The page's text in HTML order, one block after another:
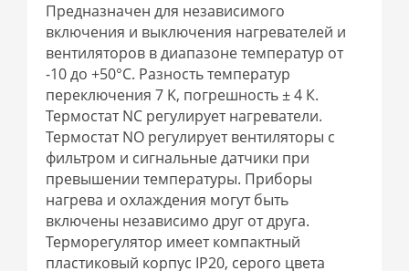
Предназначен для независимого
включения и выключения нагревателей и
вентиляторов в диапазоне температур от
-10 до +50°C. Разность температур
переключения 7 K, погрешность ± 4 К.
Термостат NC регулирует нагреватели.
Термостат NO регулирует вентиляторы с
фильтром и сигнальные датчики при
превышении температуры. Приборы
нагрева и охлаждения могут быть
включены независимо друг от друга.
Терморегулятор имеет компактный
пластиковый корпус IP20, серого цвета